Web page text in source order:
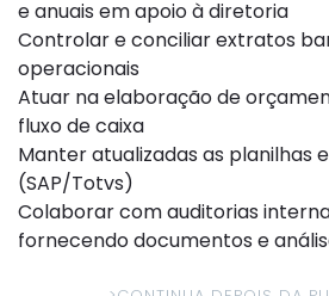
e anuais em apoio à diretoria
Controlar e conciliar extratos
operacionais
Atuar na elaboração de
fluxo de caixa
Manter atualizadas as planilhas
(SAP/Totvs)
Colaborar com auditorias
fornecendo documentos e